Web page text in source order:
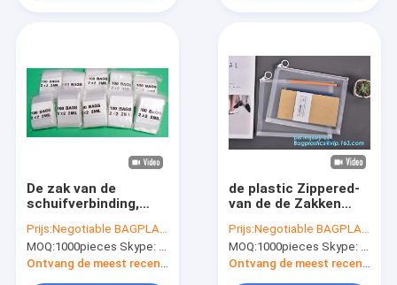
Ongeveer ons
Fabrieksreis
Verzoek om een Citaat
De zak van de
schuifverbinding,
Schuifgreep,
Schuifpit,
Schuifritssluiting,
Prijs:Negotiable BAGPLASTICS@YAHOO.COM
MOQ:1000pieces Skype: mydearneil
Ontvang de meest recente Prijs
de plastic Zippered-
van de de Zakken
EnvelopZip lockkk
Waterdichte pp Zak
van de de
Prijs:Negotiable BAGPLASTICS@YAHOO.COM
MOQ:1000pieces Skype: mydearneil
Ontvang de meest recente Prijs